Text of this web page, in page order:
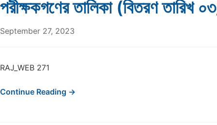
পরীক্ষকগণের তালিকা (বিতরণ তারিখ
September 27, 2023
RAJ_WEB 271
Continue Reading →